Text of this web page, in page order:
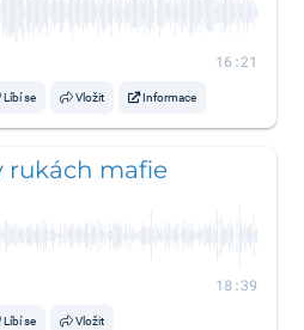
16:21
Líbí se Vložit Informace
rukách mafie
18:39
Líbí se Vložit